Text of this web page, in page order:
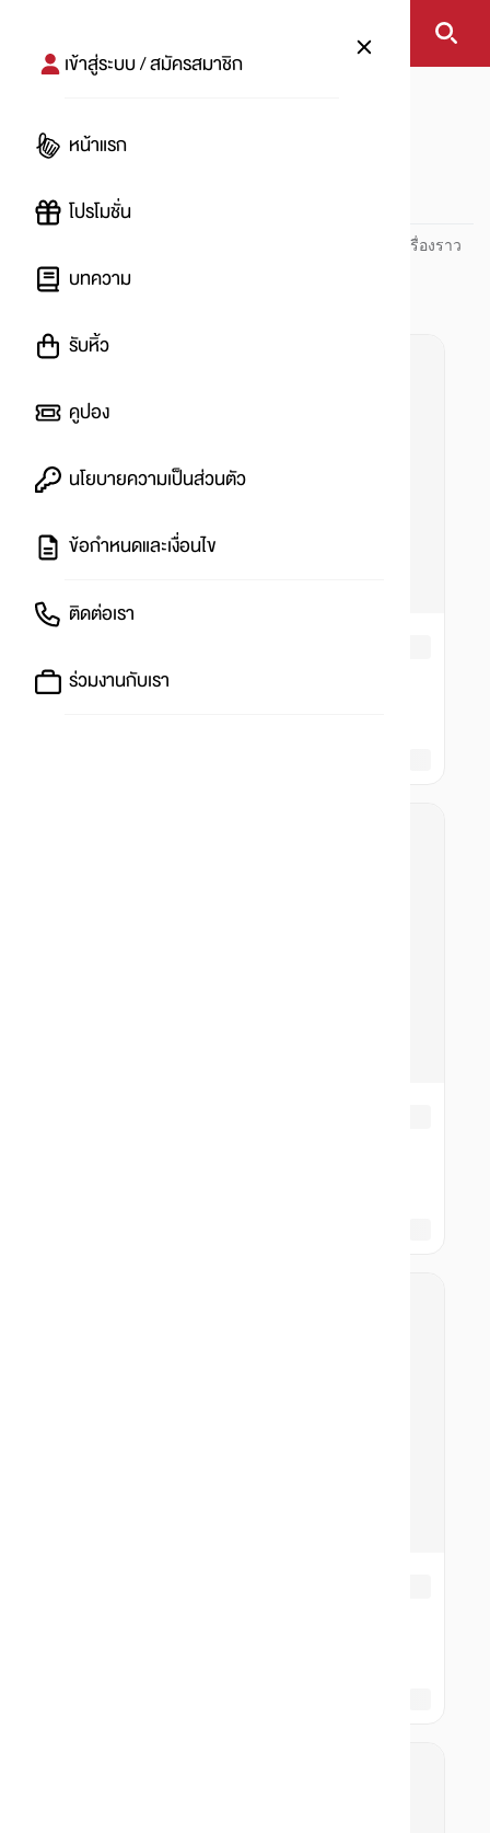
เข้าสู่ระบบ / สมัครสมาชิก
หน้าแรก
โปรโมชั่น
บทความ
รับหิ้ว
คูปอง
นโยบายความเป็นส่วนตัว
ข้อกำหนดและเงื่อนไข
ติดต่อเรา
ร่วมงานกับเรา
#
ปันโปร PUNPRO ที่ 1 ด้านโปรโมชัน อัปเดตและติดตามทุกเรื่องราว
โปรโมชัน